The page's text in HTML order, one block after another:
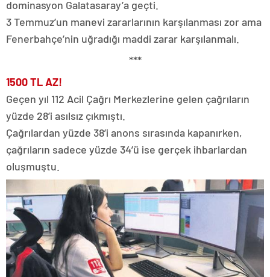
dominasyon Galatasaray’a geçti.
3 Temmuz’un manevi zararlarının karşılanması zor ama
Fenerbahçe’nin uğradığı maddi zarar karşılanmalı.
***
1500 TL AZ!
Geçen yıl 112 Acil Çağrı Merkezlerine gelen çağrıların
yüzde 28’i asılsız çıkmıştı.
Çağrılardan yüzde 38’i anons sırasında kapanırken,
çağrıların sadece yüzde 34’ü ise gerçek ihbarlardan
oluşmuştu.